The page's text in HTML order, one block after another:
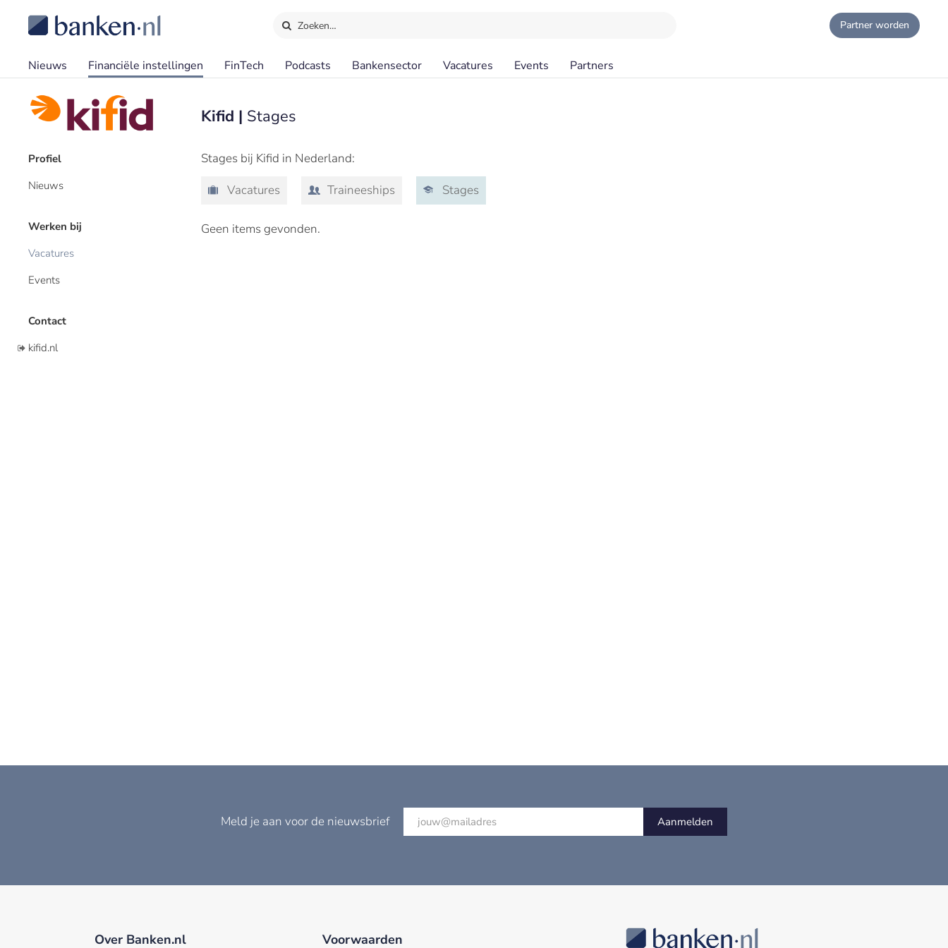
Zoeken… Partner worden
Nieuws Financiële instellingen FinTech Podcasts Bankensector Vacatures Events Partners
Profiel
Nieuws
Werken bij
Vacatures
Events
Contact
kifid.nl
Kifid | Stages
Stages bij Kifid in Nederland:
Vacatures
Traineeships Stages
Geen items gevonden.
Meld je aan voor de nieuwsbrief Aanmelden
Over Banken.nl Voorwaarden